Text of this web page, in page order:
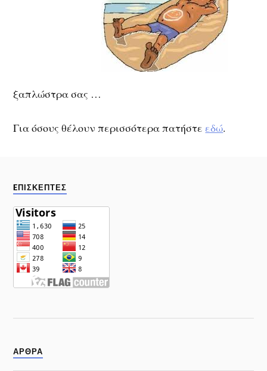
ξαπλώστρα σας …
Για όσους θέλουν περισσότερα πατήστεεδώ.
EΠΙΣΚΕΠΤΕΣ
ΑΡΘΡΑ